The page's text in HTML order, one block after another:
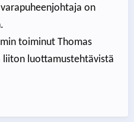
on
toiminut Thomas
liiton luottamustehtävistä